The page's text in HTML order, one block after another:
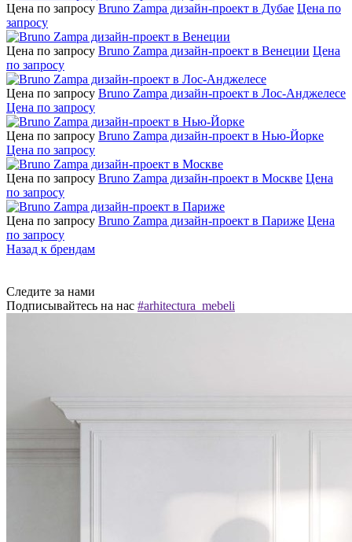
Цена по запросу Bruno Zampa дизайн-проект в Дубае Цена по
запросу
Цена по запросу Bruno Zampa дизайн-проект в Венеции Цена
по запросу
Цена по запросу Bruno Zampa дизайн-проект в Лос-Анджелесе
Цена по запросу
Цена по запросу Bruno Zampa дизайн-проект в Нью-Йорке
Цена по запросу
Цена по запросу Bruno Zampa дизайн-проект в Москве Цена
по запросу
Цена по запросу Bruno Zampa дизайн-проект в Париже Цена
по запросу
Назад к брендам
Следите за нами
Подписывайтесь на нас #arhitectura_mebeli